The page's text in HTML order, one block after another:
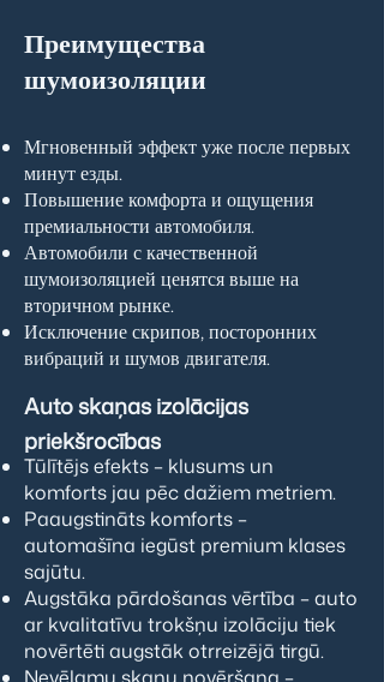
Преимущества
шумоизоляции
Мгновенный эффект уже после первых
минут езды.
Повышение комфорта и ощущения
премиальности автомобиля.
Автомобили с качественной
шумоизоляцией ценятся выше на
вторичном рынке.
Исключение скрипов, посторонних
вибраций и шумов двигателя.
Auto skaņas izolācijas
priekšrocības​​
Tūlītējs efekts – klusums un
komforts jau pēc dažiem metriem.
Paaugstināts komforts –
automašīna iegūst premium klases
sajūtu.
Augstāka pārdošanas vērtība – auto
ar kvalitatīvu trokšņu izolāciju tiek
novērtēti augstāk otrreizējā tirgū.